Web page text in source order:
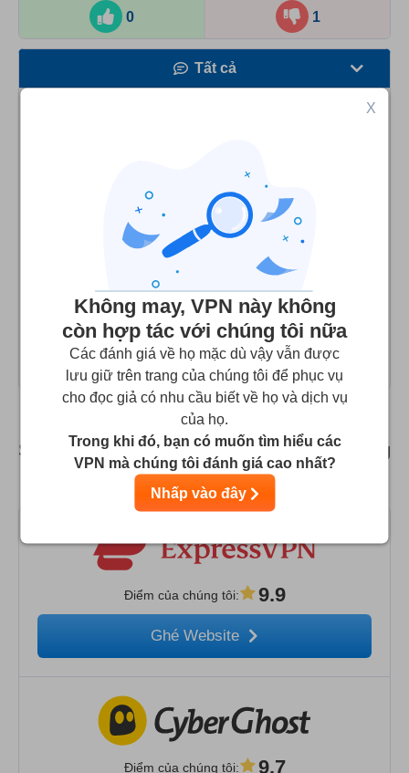
0 1
Tất cả
Dịch vụ khách hàng
Funcionó el primer día, me han cancelado el acceso
no se muy bien por que y el servicio técnico no
Contrato, configuro, comienzo a funcionar, hasta que
deja de hacerlo, la cuenta sin acceso y el servicio técnico
sin respuesta. Prueba de un mes fallida, bueno para eso
están, llevo 5 días a la espera, pero vamos que si esos
son los tiempos me da que no continuo
So sánh Fast VPN với các VPN thay thế hàng
đầu
Điểm của chúng tôi: 9.9
Ghé Website
Điểm của chúng tôi: 9.7
X
Không may, VPN này không
còn hợp tác với chúng tôi nữa
Các đánh giá về họ mặc dù vậy vẫn được
lưu giữ trên trang của chúng tôi để phục vụ
cho đọc giả có nhu cầu biết về họ và dịch vụ
của họ.
Trong khi đó, bạn có muốn tìm hiểu các
VPN mà chúng tôi đánh giá cao nhất?
Nhấp vào đây